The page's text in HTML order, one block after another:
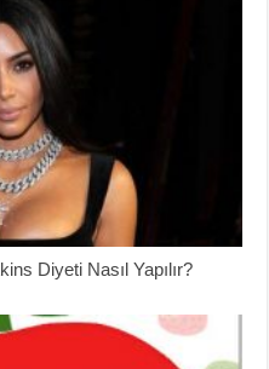
Diyeti Nasıl Yapılır?